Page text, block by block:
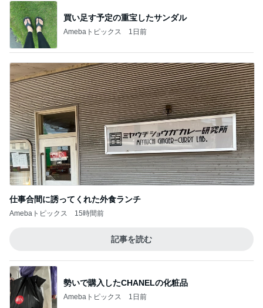
仕事合間に誘ってくれた外食ランチ
Amebaトピックス 15時間前
記事を読む
Amebaトピックス 1日前
ジャンル人気記事ランキング
猫との生活